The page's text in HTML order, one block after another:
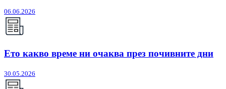
06.06.2026
Ето какво време ни очаква през почивните дни
30.05.2026